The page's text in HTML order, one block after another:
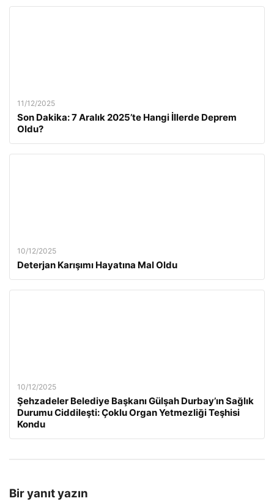
11/12/2025
Son Dakika: 7 Aralık 2025’te Hangi İllerde Deprem
Oldu?
10/12/2025
Deterjan Karışımı Hayatına Mal Oldu
10/12/2025
Şehzadeler Belediye Başkanı Gülşah Durbay’ın Sağlık
Durumu Ciddileşti: Çoklu Organ Yetmezliği Teşhisi
Kondu
Bir yanıt yazın